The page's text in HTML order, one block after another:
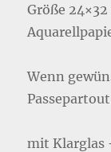
Größe
Wenn
mit Klarglas